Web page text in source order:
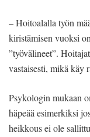
– Hoitoalalla työn
kiristämisen vuoksi
”työvälineet”.
vastaisesti, mikä käy
Psykologin mukaan
häpeää esimerkiksi
heikkous ei ole